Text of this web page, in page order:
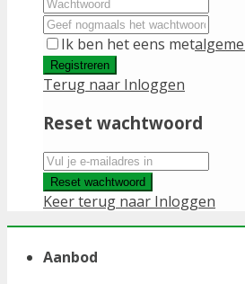
Ik ben het eens met
Registreren
Terug naar Inloggen
Reset wachtwoord
Reset wachtwoord
Keer terug naar Inloggen
Aanbod